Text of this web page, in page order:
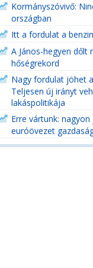
Kormányszóvivő:
országban
Itt a fordulat a
A János-hegyen dőlt
hőségrekord
Nagy fordulat jöhet
Teljesen új irányt
lakáspolitikája
Erre vártunk:
euróövezet